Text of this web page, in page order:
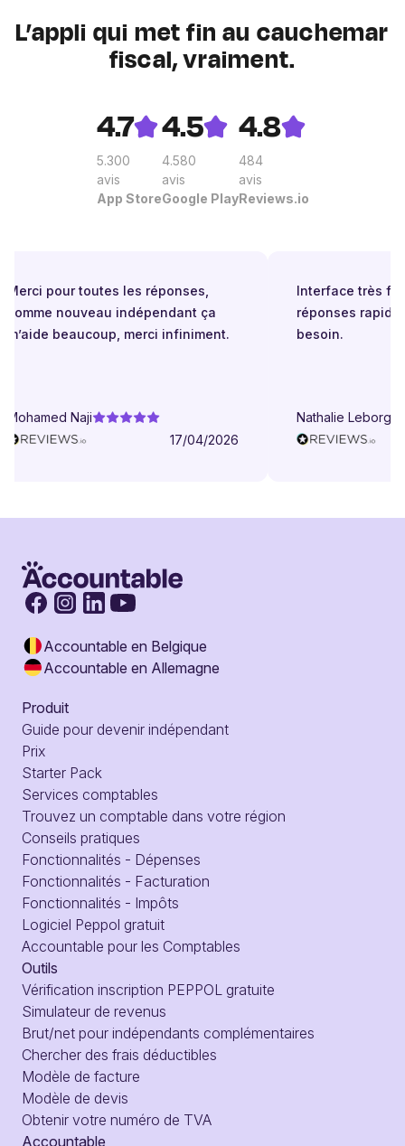
L’appli qui met fin au cauchemar
fiscal, vraiment.
4.7
5.300
avis
App Store
4.5
4.580
avis
Google Play
4.8
484
avis
Reviews.io
Merci pour toutes les réponses,
comme nouveau indépendant ça
m’aide beaucoup, merci infiniment.
Mohamed Naji
17/04/2026
Interface très
réponses
besoin.
Nathalie Leborgne
Accountable en Belgique
Accountable en Allemagne
Produit
Guide pour devenir indépendant
Prix
Starter Pack
Services comptables
Trouvez un comptable dans votre région
Conseils pratiques
Fonctionnalités - Dépenses
Fonctionnalités - Facturation
Fonctionnalités - Impôts
Logiciel Peppol gratuit
Accountable pour les Comptables
Outils
Vérification inscription PEPPOL gratuite
Simulateur de revenus
Brut/net pour indépendants complémentaires
Chercher des frais déductibles
Modèle de facture
Modèle de devis
Obtenir votre numéro de TVA
Accountable